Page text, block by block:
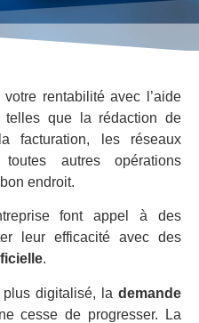
rentabilité avec l’aide
telles que la rédaction de
facturation, les réseaux
autres opérations
endroit.
font appel à des
leur efficacité avec des
.
digitalisé, la demande
cesse de progresser. La